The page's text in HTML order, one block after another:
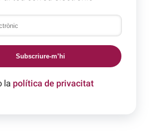
Subscriure-m’hi
la política de privacitat